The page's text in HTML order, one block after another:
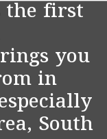
the first
you
in
South